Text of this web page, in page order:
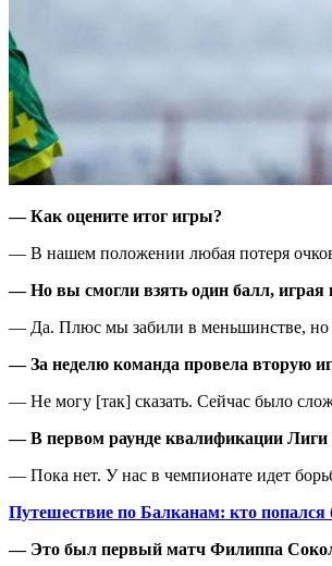
— Как оцените итог игры?
— В нашем положении любая потеря очков
— Но вы смогли взять один балл,
— Да. Плюс мы забили в меньшинстве, но
— За неделю команда провела вторую
— Не могу [так] сказать. Сейчас было
— В первом раунде квалификации Лиги
— Пока нет. У нас в чемпионате идет
Путешествие по Балканам: кто попался
— Это был первый матч Филиппа